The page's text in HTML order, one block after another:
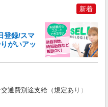
新着
登録/スマ
がいアッ
通費別途支給（規定あり） ゜+